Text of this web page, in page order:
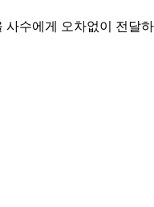
수에게 오차없이 전달